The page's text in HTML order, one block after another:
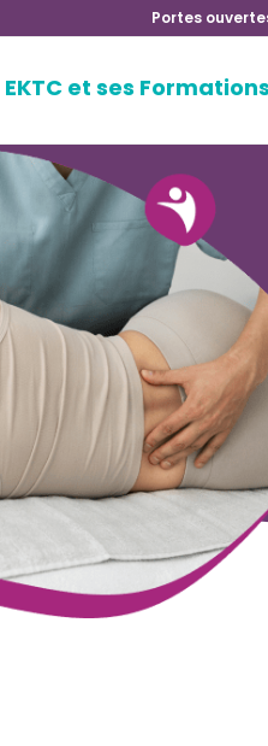
Portes
et ses Formations